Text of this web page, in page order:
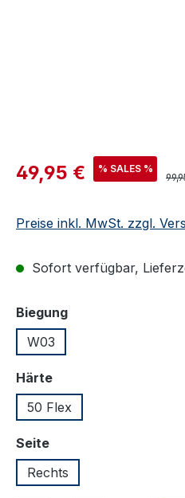
Verkaufspreis:
49,95 € % SALES %
Preise inkl. MwSt. zzgl.
Sofort verfügbar,
Biegungauswählen
W03
Härteauswählen
50 Flex
Seiteauswählen
Rechts